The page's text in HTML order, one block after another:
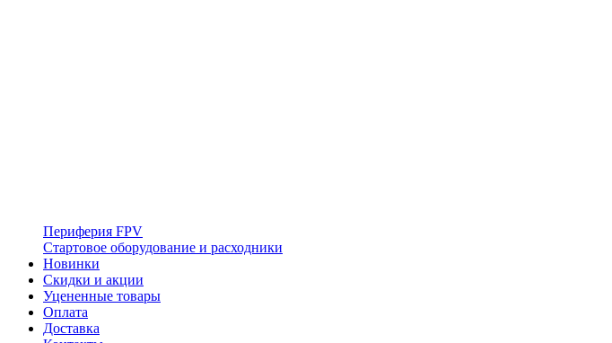
Периферия FPV
Стартовое оборудование и расходники
Новинки
Скидки и акции
Уцененные товары
Оплата
Доставка